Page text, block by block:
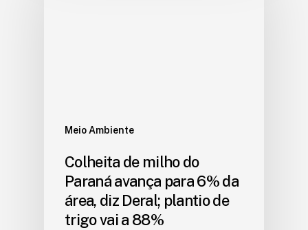
Meio Ambiente
Colheita de milho do
Paraná avança para 6% da
área, diz Deral; plantio de
trigo vai a 88%